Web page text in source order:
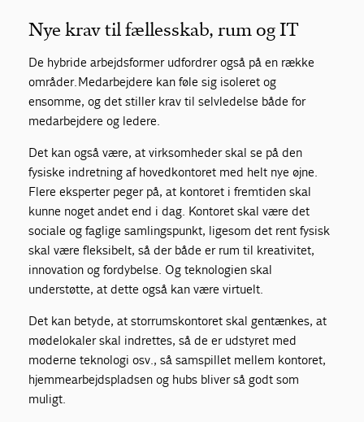
Nye krav til fællesskab, rum og IT
De hybride arbejdsformer udfordrer også på en række
områder. Medarbejdere kan føle sig isoleret og
ensomme, og det stiller krav til selvledelse både for
medarbejdere og ledere.
Det kan også være, at virksomheder skal se på den
fysiske indretning af hovedkontoret med helt nye øjne.
Flere eksperter peger på, at kontoret i fremtiden skal
kunne noget andet end i dag. Kontoret skal være det
sociale og faglige samlingspunkt, ligesom det rent fysisk
skal være fleksibelt, så der både er rum til kreativitet,
innovation og fordybelse. Og teknologien skal
understøtte, at dette også kan være virtuelt.
Det kan betyde, at storrumskontoret skal gentænkes, at
mødelokaler skal indrettes, så de er udstyret med
moderne teknologi osv., så samspillet mellem kontoret,
hjemmearbejdspladsen og hubs bliver så godt som
muligt.